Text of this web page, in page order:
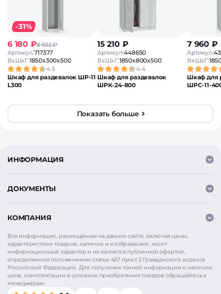
-31%
6 180 ₽8 932 ₽
Артикул:717377
ВxШxГ:1850x300x500
4.5
Шкаф для раздевалок ШР-11
L300
15 210 ₽
Артикул:448650
ВxШxГ:1850x800x500
4.4
Шкаф для раздевалок
ШРК-24-800
7 960 ₽
Артикул:
ВxШxГ:
Шкаф для
ШРС-11-
Показать больше
Вся информация, размещённая на данном сайте, включая цены,
характеристики товаров, наличие и изображения, носит
информационный характер и не является публичной офертой,
определяемой положениями статьи 437 пункт 2 Гражданского кодекса
Российской Федерации. Для получения точной информации о наличии,
цене, комплектации и условиях приобретения товаров обращайтесь к
менеджерам.
ИНФОРМАЦИЯ
ДОКУМЕНТЫ
КОМПАНИЯ